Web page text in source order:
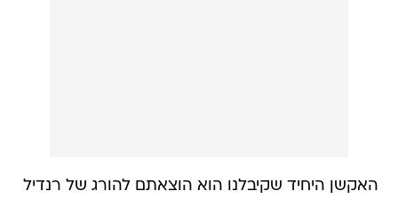
האקשן היחיד שקיבלנו הוא הוצאתם להורג של רנדיל